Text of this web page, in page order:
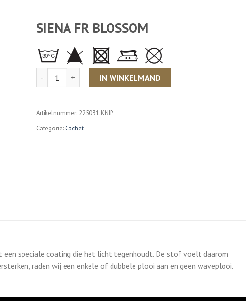
SIENA FR BLOSSOM
IN WINKELMAND
Artikelnummer: 225031.KNIP
Categorie: Cachet
speciale coating die het licht tegenhoudt. De stof voelt daarom
raden wij een enkele of dubbele plooi aan en geen waveplooi.